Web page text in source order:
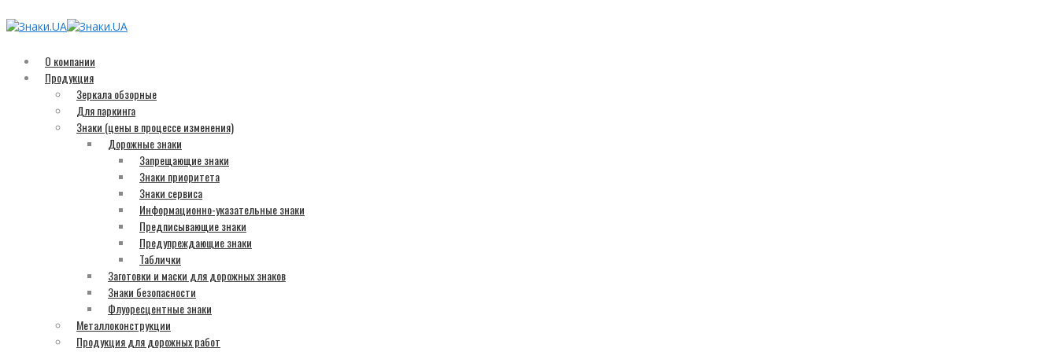
О компании
Продукция
Зеркала обзорные
Для паркинга
Знаки (цены в процессе изменения)
Дорожные знаки
Запрещающие знаки
Знаки приоритета
Знаки сервиса
Информационно-указательные знаки
Предписывающие знаки
Предупреждающие знаки
Таблички
Заготовки и маски для дорожных знаков
Знаки безопасности
Флуоресцентные знаки
Металлоконструкции
Продукция для дорожных работ